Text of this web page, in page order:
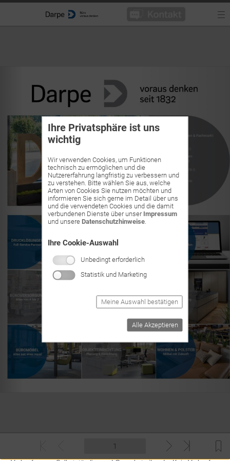
Ihre Privatsphäre ist uns
wichtig
Wir verwenden Cookies, um Funktionen
technisch zu ermöglichen und die
Nutzererfahrung langfristig zu verbessern und
zu verstehen. Bitte wählen Sie aus, welche
Arten von Cookies Sie nutzen möchten und
informieren Sie sich gerne im Detail über uns
und die verwendeten Cookies und die damit
verbundenen Dienste über unser Impressum
und unsere Datenschutzhinweise.
Ihre Cookie-Auswahl
Unbedingt erforderlich
Statistik und Marketing
Meine Auswahl bestätigen
Alle Akzeptieren